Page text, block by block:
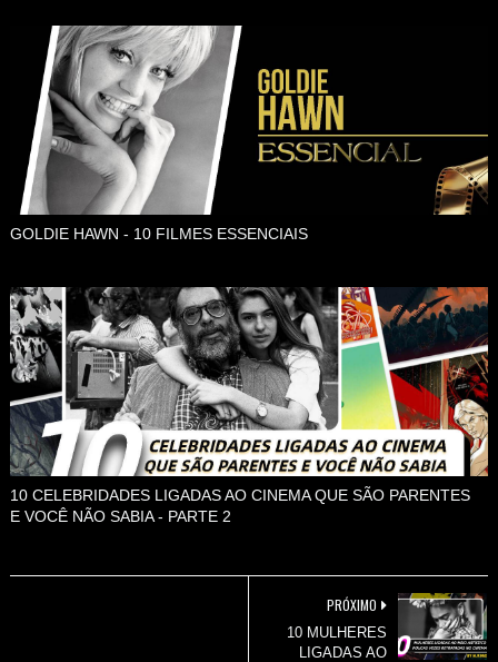
GOLDIE HAWN - 10 FILMES ESSENCIAIS
10 CELEBRIDADES LIGADAS AO CINEMA QUE SÃO PARENTES
E VOCÊ NÃO SABIA - PARTE 2
PRÓXIMO
10 MULHERES
LIGADAS AO